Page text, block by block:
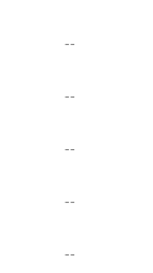
--
--
--
--
--